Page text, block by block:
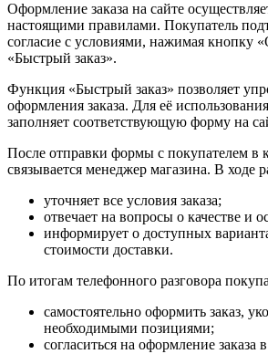
Оформление заказа на сайте
настоящими правилами. Покупатель
согласие с условиями, нажимая кнопку
«Быстрый заказ».
Функция «Быстрый заказ» позволяет
оформления заказа. Для её
заполняет соответствующую форму на
После отправки формы с покупателем в
связывается менеджер магазина. В ходе
уточняет все условия заказа;
отвечает на вопросы о качестве и
информирует о доступных
стоимости доставки.
По итогам телефонного разговора
самостоятельно оформить заказ,
необходимыми позициями;
согласиться на оформление заказа